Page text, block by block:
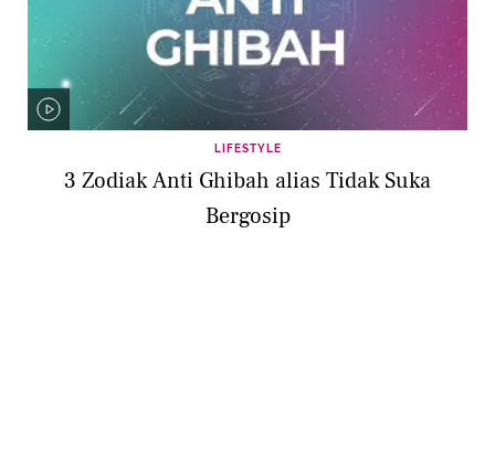
LIFESTYLE
3 Zodiak Anti Ghibah alias Tidak Suka
Bergosip